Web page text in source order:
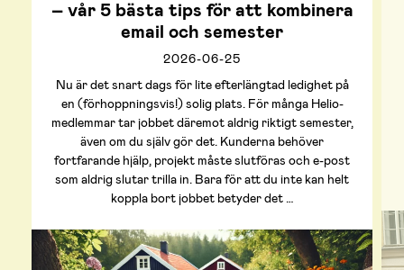
– vår 5 bästa tips för att kombinera
email och semester
2026-06-25
Nu är det snart dags för lite efterlängtad ledighet på
en (förhoppningsvis!) solig plats. För många Helio-
medlemmar tar jobbet däremot aldrig riktigt semester,
även om du själv gör det. Kunderna behöver
fortfarande hjälp, projekt måste slutföras och e-post
som aldrig slutar trilla in. Bara för att du inte kan helt
koppla bort jobbet betyder det …